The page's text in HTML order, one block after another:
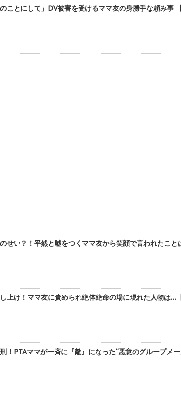
のことにして」DV被害を受けるママ友の身勝手な頼み事
せい？！平然と嘘をつくママ友から笑顔で言われたこ
上げ！ママ友に責められ絶体絶命の場に現れた人物は…
！PTAママが一斉に『敵』になった“悪意のグループメ